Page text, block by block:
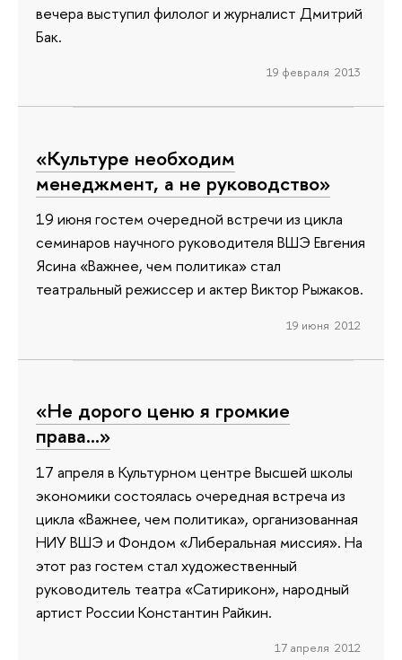
вечера выступил филолог и журналист Дмитрий
Бак.
19 февраля 2013
«Культуре необходим
менеджмент, а не руководство»
19 июня гостем очередной встречи из цикла
семинаров научного руководителя ВШЭ Евгения
Ясина «Важнее, чем политика» стал
театральный режиссер и актер Виктор Рыжаков.
19 июня 2012
«Не дорого ценю я громкие
права...»
17 апреля в Культурном центре Высшей школы
экономики состоялась очередная встреча из
цикла «Важнее, чем политика», организованная
НИУ ВШЭ и Фондом «Либеральная миссия». На
этот раз гостем стал художественный
руководитель театра «Сатирикон», народный
артист России Константин Райкин.
17 апреля 2012